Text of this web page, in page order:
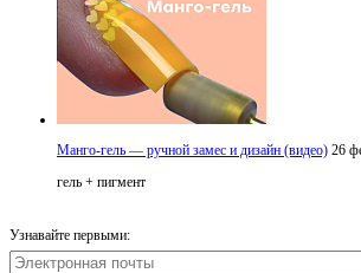
Манго-гель — ручной замес и дизайн (видео) 26
гель + пигмент
Узнавайте первыми: